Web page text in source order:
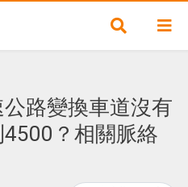
公路變換車道沒有
？相關脈絡